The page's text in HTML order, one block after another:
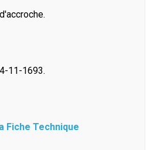
11-1693.
Fiche Technique